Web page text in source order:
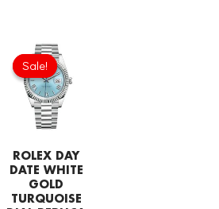
Sale!
Sale!
ROLEX DAY
DATE WHITE
GOLD
TURQUOISE
Original
price
was:
£258.00.